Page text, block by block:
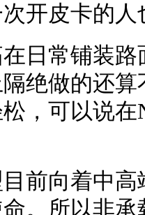
开皮卡的
日常铺装
绝做的还
，可以说
前向着中
。所以非